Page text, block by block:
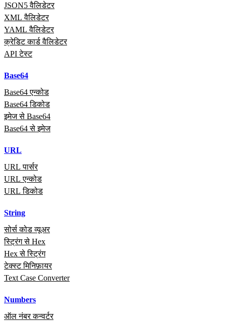
JSON5 वैलिडेटर
XML वैलिडेटर
YAML वैलिडेटर
क्रेडिट कार्ड वैलिडेटर
API टेस्ट
Base64
Base64 एन्कोड
Base64 डिकोड
इमेज से Base64
Base64 से इमेज
URL
URL पार्सर
URL एन्कोड
URL डिकोड
String
सोर्स कोड व्यूअर
स्ट्रिंग से Hex
Hex से स्ट्रिंग
टेक्स्ट मिनिफ़ायर
Text Case Converter
Numbers
ऑल नंबर कन्वर्टर